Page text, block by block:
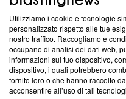
Questa sezione offre
News, sui nostri processi
creare news di qualità.
‘Trust Project - News with
ancora membro del
parte; Trust Project non ha
Utilizziamo i cookie e tecnologie
personalizzato rispetto alle tue
nostro traffico. Raccogliamo e
occupano di analisi dei dati web,
informazioni sul tuo dispositivo,
dispositivo, i quali potrebbero
fornito loro o che hanno raccolto
acconsentire all’uso di tali